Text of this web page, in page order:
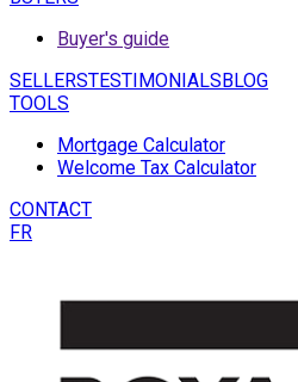
Buyer's guide
SELLERSTESTIMONIALSBLOG
TOOLS
Mortgage Calculator
Welcome Tax Calculator
CONTACT
FR